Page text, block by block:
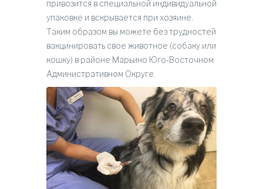
привозится в специальной индивидуальной
упаковке и вскрывается при хозяине.
Таким образом вы можете без трудностей
вакцинировать свое животное (собаку или
кошку) в районе Марьино Юго-Восточном
Административном Округе.